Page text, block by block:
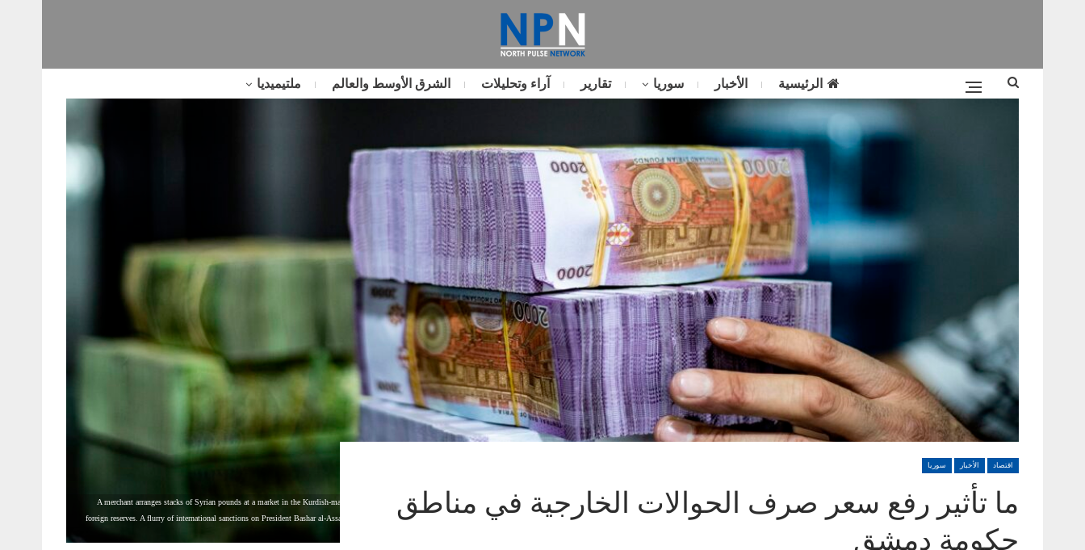
الرئيسية الأخبار سوريا تقارير آراء وتحليلات الشرق الأوسط والعالم ملتيميديا
A merchant arranges stacks of Syrian pounds at a market in the Kurdish-majority city of Qamishli in northeast Syria on September 10, 2019. - The declining value of the pound is a sure sign of Syria's ailing economy. The civil war has battered the country's finances and depleted its
foreign reserves. A flurry of international sanctions on President Bashar al-Assad's regime and associated businessmen since the start of the war in 2011 has compounded the situation. (Photo by Delil SOULEIMAN / AFP) (Photo credit should read DELIL SOULEIMAN/AFP via Getty
Images)
اقتصاد الأخبار سوريا
ما تأثير رفع سعر صرف الحوالات الخارجية في مناطق
حكومة دمشق